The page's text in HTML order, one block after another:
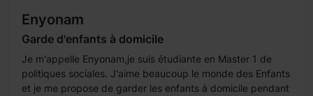
Enyonam
Garde d'enfants à domicile
Je m'appelle Enyonam,je suis étudiante en Master 1 de
politiques sociales. J'aime beaucoup le monde des Enfants
et je me propose de garder les enfants à domicile pendant